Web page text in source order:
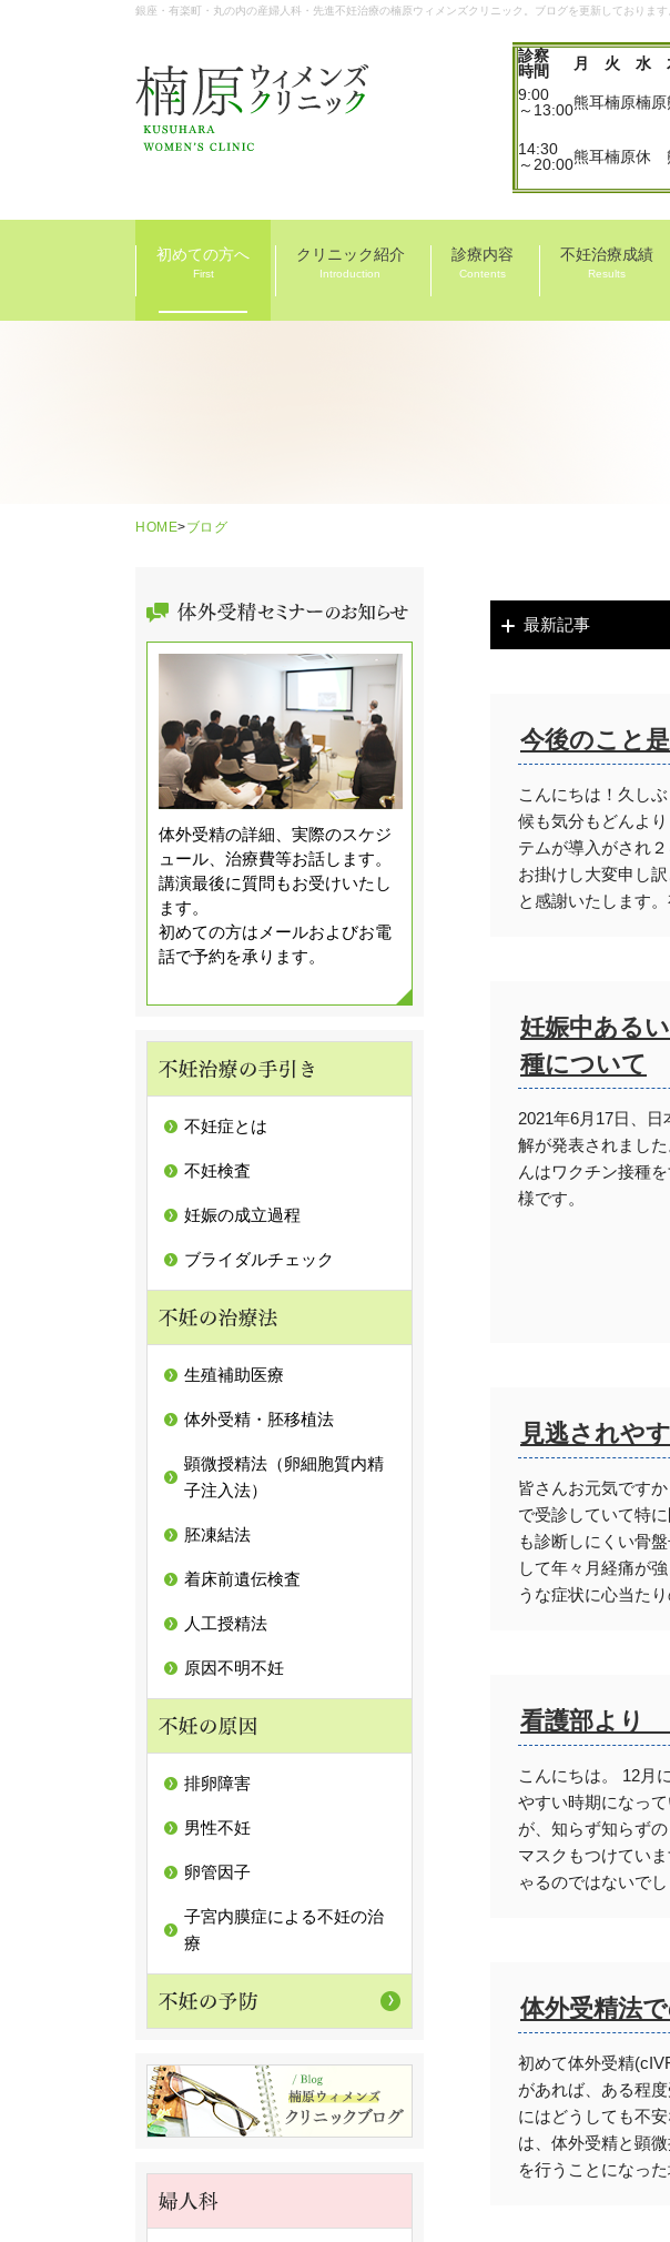
銀座・有楽町・丸の内の産婦人科・先進不妊治療の楠原ウィメンズクリニック。ブログを更新しております
診察
時間
月 火 水
9:00
～13:00熊耳楠原楠原
14:30
～20:00熊耳楠原休
初めての方へ
First
クリニック紹介
Introduction
診療内容
Contents
不妊治療成績
Results
HOME>ブログ
体外受精の詳細、実際のスケジ
ュール、治療費等お話します。
講演最後に質問もお受けいたし
ます。
初めての方はメールおよびお電
話で予約を承ります。
不妊症とは
不妊検査
妊娠の成立過程
ブライダルチェック
生殖補助医療
体外受精・胚移植法
顕微授精法（卵細胞質内精
子注入法）
胚凍結法
着床前遺伝検査
人工授精法
原因不明不妊
排卵障害
男性不妊
卵管因子
子宮内膜症による不妊の治
療
最新記事
今後のこと
こんにちは！久し
候も気分もどんよ
テムが導入がされ
お掛けし大変申し
と感謝いたします
妊娠中ある
種について
2021年6月17日、
解が発表されまし
んはワクチン接種
様です。
見逃されや
皆さんお元気です
で受診していて特
も診断しにくい骨
して年々月経痛が
うな症状に心当た
看護部より
こんにちは。 12月
やすい時期になっ
が、知らず知らず
マスクもつけてい
ゃるのではないで
体外受精法
初めて体外受精
があれば、ある程
にはどうしても不
は、体外受精と顕
を行うことになっ